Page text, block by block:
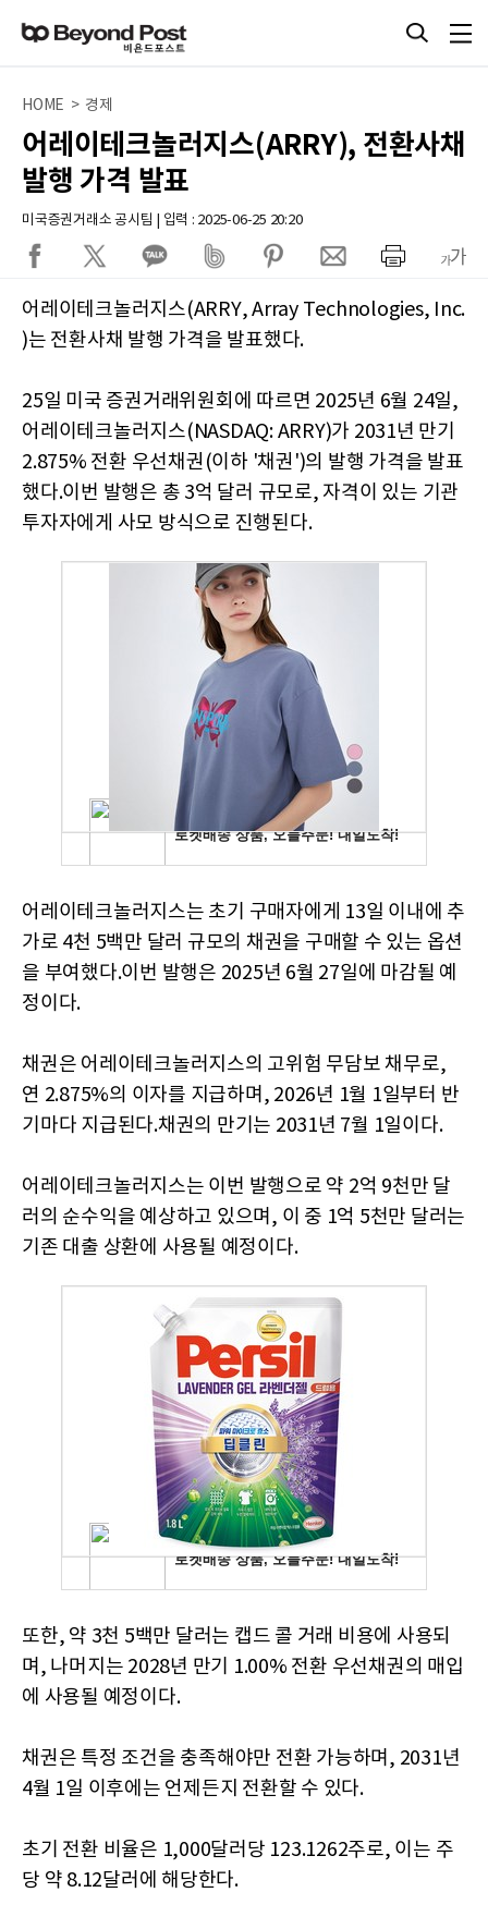
HOME > 경제
어레이테크놀러지스(ARRY), 전환사채
발행 가격 발표
미국증권거래소 공시팀 | 입력 : 2025-06-25 20:20
어레이테크놀러지스(ARRY, Array Technologies, Inc.
)는 전환사채 발행 가격을 발표했다.
25일 미국 증권거래위원회에 따르면 2025년 6월 24일,
어레이테크놀러지스(NASDAQ: ARRY)가 2031년 만기
2.875% 전환 우선채권(이하 '채권')의 발행 가격을 발표
했다.이번 발행은 총 3억 달러 규모로, 자격이 있는 기관
투자자에게 사모 방식으로 진행된다.
어레이테크놀러지스는 초기 구매자에게 13일 이내에 추
가로 4천 5백만 달러 규모의 채권을 구매할 수 있는 옵션
을 부여했다.이번 발행은 2025년 6월 27일에 마감될 예
정이다.
채권은 어레이테크놀러지스의 고위험 무담보 채무로,
연 2.875%의 이자를 지급하며, 2026년 1월 1일부터 반
기마다 지급된다.채권의 만기는 2031년 7월 1일이다.
어레이테크놀러지스는 이번 발행으로 약 2억 9천만 달
러의 순수익을 예상하고 있으며, 이 중 1억 5천만 달러는
기존 대출 상환에 사용될 예정이다.
또한, 약 3천 5백만 달러는 캡드 콜 거래 비용에 사용되
며, 나머지는 2028년 만기 1.00% 전환 우선채권의 매입
에 사용될 예정이다.
채권은 특정 조건을 충족해야만 전환 가능하며, 2031년
4월 1일 이후에는 언제든지 전환할 수 있다.
초기 전환 비율은 1,000달러당 123.1262주로, 이는 주
당 약 8.12달러에 해당한다.